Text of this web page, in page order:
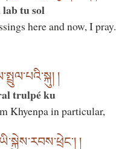
tu sol
here and now, I pray.
།
trulpé ku
Khyenpa in particular,
།